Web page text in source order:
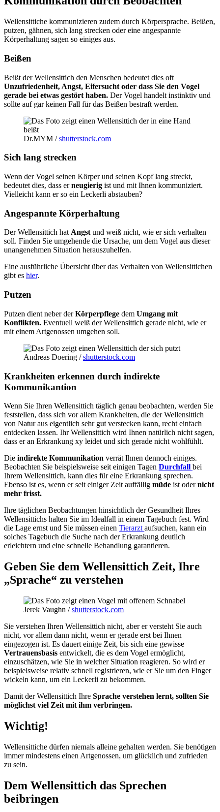
Wellensittiche kommunizieren zudem durch Körpersprache. Beißen,
putzen, gähnen, sich lang strecken oder eine angespannte
Körperhaltung sagen so einiges aus.
Beißen
Beißt der Wellensittich den Menschen bedeutet dies oft
Unzufriedenheit, Angst, Eifersucht oder dass Sie den Vogel
gerade bei etwas gestört haben. Der Vogel handelt instinktiv und
sollte auf gar keinen Fall für das Beißen bestraft werden.
Dr.MYM /shutterstock.com
Sich lang strecken
Wenn der Vogel seinen Körper und seinen Kopf lang streckt,
bedeutet dies, dass erneugierig ist und mit Ihnen kommuniziert.
Vielleicht kann er so ein Leckerli abstauben?
Angespannte Körperhaltung
Der Wellensittich hatAngstund weiß nicht, wie er sich verhalten
soll. Finden Sie umgehende die Ursache, um dem Vogel aus dieser
unangenehmen Situation herauszuhelfen.
Eine ausführliche Übersicht über das Verhalten von Wellensittichen
gibt es hier.
Putzen
Putzen dient neber derKörperpflege dem Umgang mit
Konflikten. Eventuell weiß der Wellensittich gerade nicht, wie er
mit einem Artgenossen umgehen soll.
Andreas Doering /shutterstock.com
Krankheiten erkennen durch indirekte
Kommunikantion
Wenn Sie Ihren Wellensittich täglich genau beobachten, werden Sie
feststellen, dass sich vor allem Krankheiten, die der Wellensittich
von Natur aus eigentlich sehr gut verstecken kann, recht einfach
entdecken lassen. Ihr Wellensittich wird Ihnen natürlich nicht sagen,
dass er an Erkrankung xy leidet und sich gerade nicht wohlfühlt.
Die indirekte Kommunikation verrät Ihnen dennoch einiges.
Beobachten Sie beispielsweise seit einigen Tagen Durchfall bei
Ihrem Wellensittich, kann dies für eine Erkrankung sprechen.
Ebenso ist es, wenn er seit einiger Zeit auffällig müde ist odernicht
mehr frisst.
Ihre täglichen Beobachtungen hinsichtlich der Gesundheit Ihres
Wellensittichs halten Sie im Idealfall in einem Tagebuch fest. Wird
die Lage ernst und Sie müssen einen Tierarzt aufsuchen, kann ein
solches Tagebuch die Suche nach der Erkrankung deutlich
erleichtern und eine schnelle Behandlung garantieren.
Geben Sie dem Wellensittich Zeit, Ihre
„Sprache“ zu verstehen
Jerek Vaughn /shutterstock.com
Sie verstehen Ihren Wellensittich nicht, aber er versteht Sie auch
nicht, vor allem dann nicht, wenn er gerade erst bei Ihnen
eingezogen ist. Es dauert einige Zeit, bis sich eine gewisse
Vertrauensbasis entwickelt, die es dem Vogel ermöglicht,
einzuschätzen, wie Sie in welcher Situation reagieren. So wird er
beispielsweise relativ schnell registrieren, wie er Sie um den Finger
wickeln kann, um ein Leckerli zu bekommen.
Damit der Wellensittich Ihre Sprache verstehen lernt, sollten Sie
möglichst viel Zeit mit ihm verbringen.
Wichtig!
Wellensittiche dürfen niemals alleine gehalten werden. Sie benötigen
immer mindestens einen Artgenossen, um glücklich und zufrieden
zu sein.
Dem Wellensittich das Sprechen
beibringen